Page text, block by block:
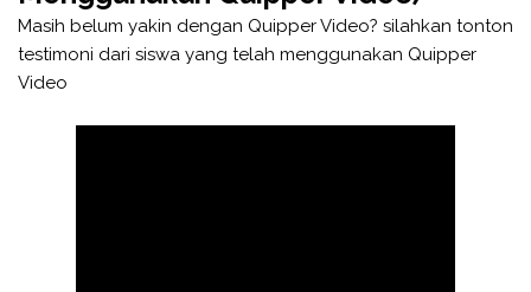
Masih belum yakin dengan Quipper Video? silahkan tonton
testimoni dari siswa yang telah menggunakan Quipper
Video